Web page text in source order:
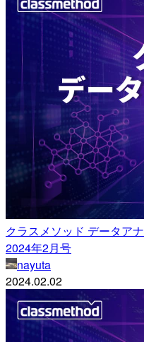
クラスメソッド データア
2024年2月号
nayuta
2024.02.02